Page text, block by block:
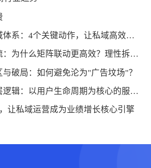
6.打造自运转私域体系：4个关键动作，让私域高效循环
7.店铺做私域引流：为什么矩阵联动更高效？理性拆解集中发力的优势
破局：如何避免沦为"广告坟场"？
9.私域留客的底层逻辑：以用户生命周期为核心的服务设计
让私域运营成为业绩增长核心引擎